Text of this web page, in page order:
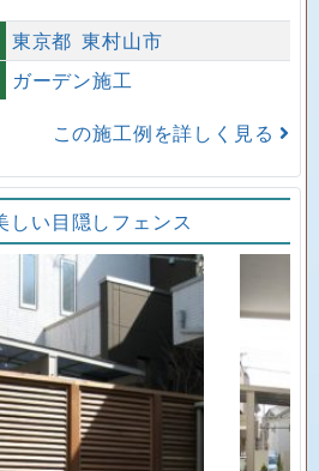
東京都 東村山市
ガーデン施工
この施工例を詳しく見る
しい目隠しフェンス